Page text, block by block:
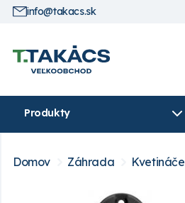
info@takacs.sk
Produkty
Domov Záhrada Kvetináče